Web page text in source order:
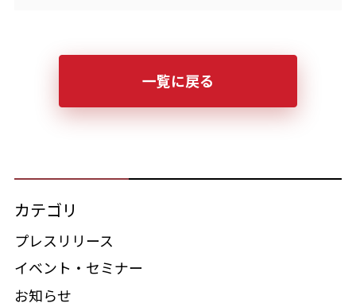
一覧に戻る
カテゴリ
プレスリリース
イベント・セミナー
お知らせ